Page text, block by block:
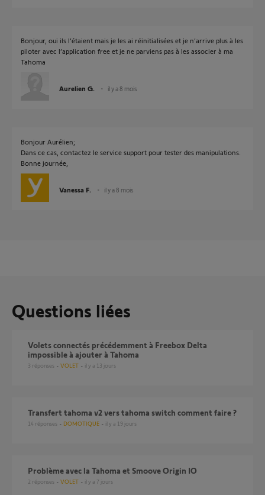
Bonjour, oui ils l’étaient mais je les ai réinitialisées et je n’arrive plus à les
piloter avec l’application free et je ne parviens pas à les associer à ma
Tahoma
Aurelien G. il y a 8 mois
Bonjour Aurélien;
Dans ce cas, contactez le service support pour tester des manipulations.
Bonne journée,
Vanessa F. il y a 8 mois
Questions liées
Volets connectés précédemment à Freebox Delta
impossible à ajouter à Tahoma
3 réponses VOLET il y a 13 jours
transfert tahoma v2 vers tahoma switch comment faire ?
14 réponses DOMOTIQUE il y a 19 jours
Problème avec la Tahoma et Smoove Origin IO
2 réponses VOLET il y a 7 jours